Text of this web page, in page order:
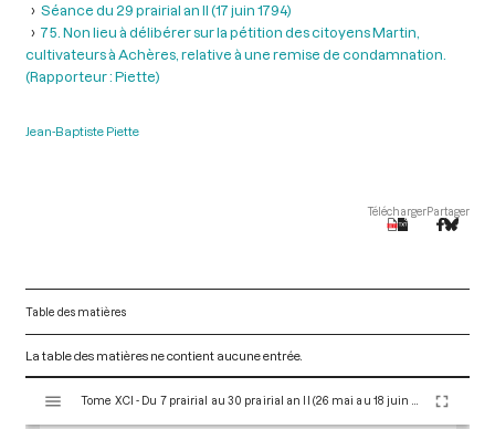
Séance du 29 prairial an II (17 juin 1794)
75. Non lieu à délibérer sur la pétition des citoyens Martin,
cultivateurs à Achères, relative à une remise de condamnation.
(Rapporteur : Piette)
Jean-Baptiste Piette
TéléchargerPartager
Table des matières
La table des matières ne contient aucune entrée.